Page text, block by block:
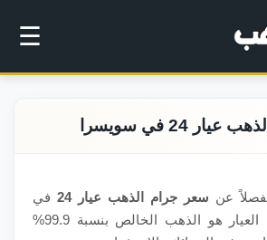
☰
عن سعر جرام الذهب عيار 24
في
سويسرا. يعتبر هذا العيار هو الذهب الخالص بنسبة 99.9%